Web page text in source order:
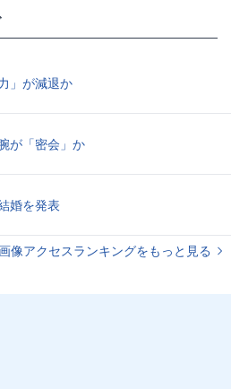
」が減退か
が「密会」か
婚を発表
像アクセスランキングをもっと見る